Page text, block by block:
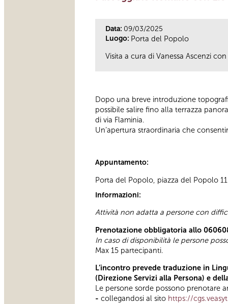
Data: 09/03/2025
Luogo: Porta del Popolo
Visita a cura di Vanessa Ascenzi
Dopo una breve introduzione
possibile salire fino alla terrazza
di via Flaminia.
Un’apertura straordinaria che
Appuntamento:
Porta del Popolo, piazza del Popolo
Informazioni:
Attività non adatta a persone con
Prenotazione obbligatoria allo
In caso di disponibilità le persone
Max 15 partecipanti.
L’incontro prevede traduzione in
(Direzione Servizi alla Persona) e
Le persone sorde possono prenotare
- collegandosi al sito https://